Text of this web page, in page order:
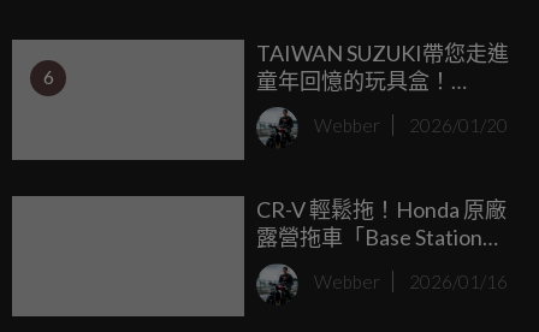
6
TAIWAN SUZUKI帶您走進
童年回憶的玩具盒！
TOMICA 55 週年特
仕 Jimny 驚喜現身信義區
Webber 2026/01/20
CR-V 輕鬆拖！Honda 原廠
露營拖車「Base Station」
發表，超帥模組化設計像
太空艙Webber 2026/01/16